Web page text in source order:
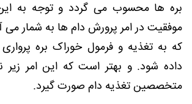
بره ها محسوب می گردد و توجه به
موفقیت در امر پرورش دام ها به شمار می
که به تغذیه و فرمول خوراک بره
داده شود. و بهتر است که این امر زیر
متخصصین تغذیه دام صورت گیرد.